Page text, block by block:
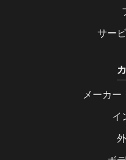
サー
メーカー
イ